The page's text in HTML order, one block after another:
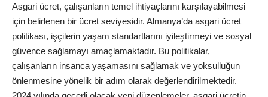
Asgari ücret, çalışanların temel ihtiyaçlarını karşılayabilmesi
için belirlenen bir ücret seviyesidir. Almanya’da asgari ücret
politikası, işçilerin yaşam standartlarını iyileştirmeyi ve sosyal
güvence sağlamayı amaçlamaktadır. Bu politikalar,
çalışanların insanca yaşamasını sağlamak ve yoksulluğun
önlenmesine yönelik bir adım olarak değerlendirilmektedir.